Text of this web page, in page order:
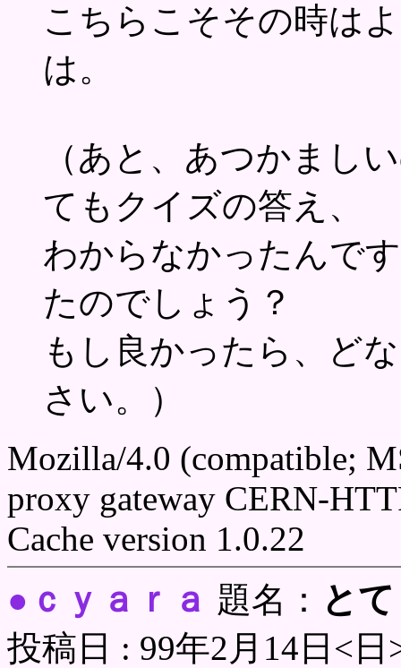
こちらこそその時は
は。
（あと、あつかまし
てもクイズの答え、
わからなかったんで
たのでしょう？
もし良かったら、ど
さい。）
Mozilla/4.0 (compatible;
proxy gateway CERN-
Cache version 1.0.22
● ｃｙａｒａ 題名： と
投稿日 : 99年2月14日<日